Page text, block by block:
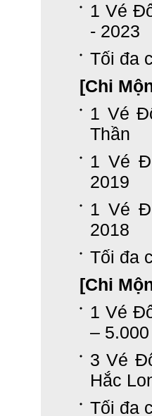
1 Vé
- 2023
Tối đa
[Chi
1 Vé
Thần
1 Vé
2019
1 Vé
2018
Tối đa
[Chi
1 Vé
– 5.000
3 Vé
Hắc
Tối đa